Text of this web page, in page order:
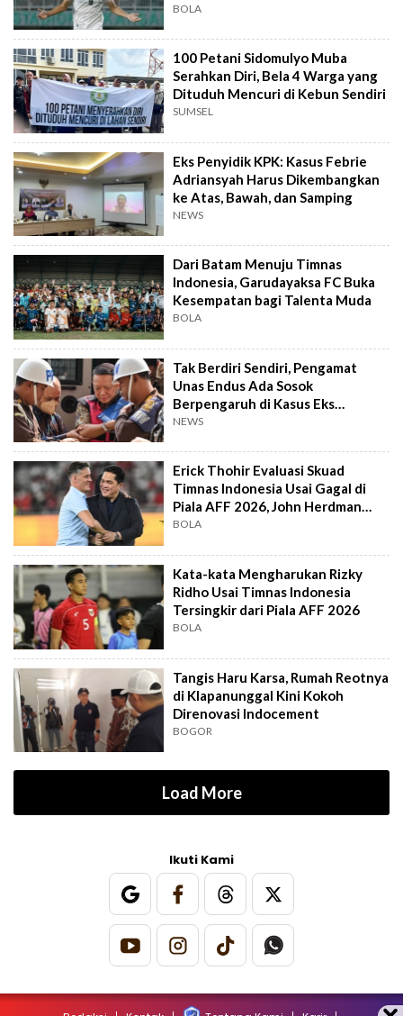
BOLA
100 Petani Sidomulyo Muba
Serahkan Diri, Bela 4 Warga yang
Dituduh Mencuri di Kebun Sendiri
SUMSEL
Eks Penyidik KPK: Kasus Febrie
Adriansyah Harus Dikembangkan
ke Atas, Bawah, dan Samping
NEWS
Dari Batam Menuju Timnas
Indonesia, Garudayaksa FC Buka
Kesempatan bagi Talenta Muda
BOLA
Tak Berdiri Sendiri, Pengamat
Unas Endus Ada Sosok
Berpengaruh di Kasus Eks
Jampidsus
NEWS
Erick Thohir Evaluasi Skuad
Timnas Indonesia Usai Gagal di
Piala AFF 2026, John Herdman
Out?
BOLA
Kata-kata Mengharukan Rizky
Ridho Usai Timnas Indonesia
Tersingkir dari Piala AFF 2026
BOLA
Tangis Haru Karsa, Rumah Reotnya
di Klapanunggal Kini Kokoh
Direnovasi Indocement
BOGOR
Load More
Ikuti Kami